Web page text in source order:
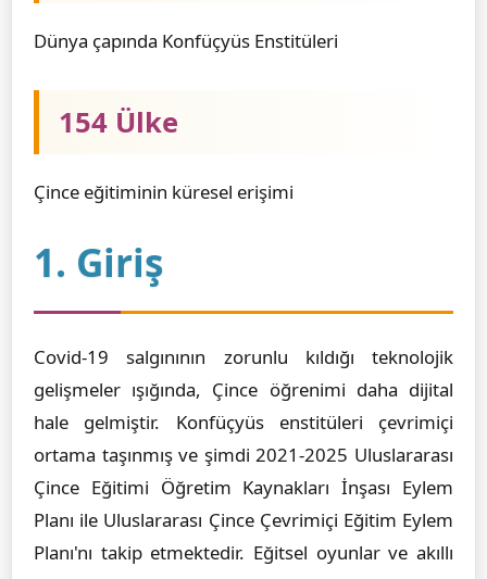
Dünya çapında Konfüçyüs Enstitüleri
154 Ülke
Çince eğitiminin küresel erişimi
1. Giriş
Covid-19 salgınının zorunlu kıldığı teknolojik
gelişmeler ışığında, Çince öğrenimi daha dijital
hale gelmiştir. Konfüçyüs enstitüleri çevrimiçi
ortama taşınmış ve şimdi 2021-2025 Uluslararası
Çince Eğitimi Öğretim Kaynakları İnşası Eylem
Planı ile Uluslararası Çince Çevrimiçi Eğitim Eylem
Planı'nı takip etmektedir. Eğitsel oyunlar ve akıllı